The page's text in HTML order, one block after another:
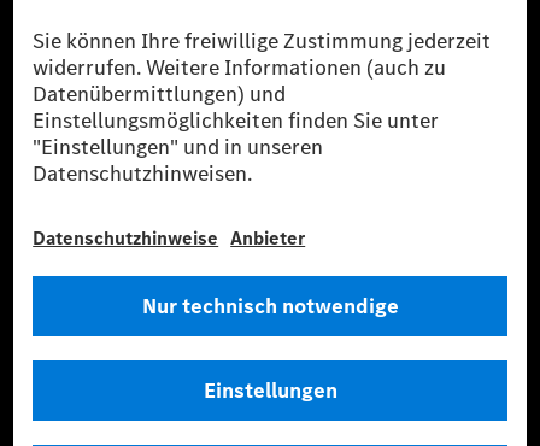
* Inkl. EKOenergy Ökolabel
* Die angegebenen Werte wurden nach dem vorgeschriebenen
Messverfahren WLTP (Worldwide harmonised Light vehicles Test
Procedure) ermittelt. Die angegebenen Spannweiten beziehen sich auf
den europäischen Markt. Der Energieverbrauch und der CO₂-Ausstoß
eines Pkw sind nicht nur von der effizienten Ausnutzung des Kraftstoffs
bzw. des Energieträgers durch den Pkw, sondern auch vom Fahrstil und
** Der Stromverbrauch wurde auf der Grundlage der VO 692/2008/EG
Fahrzeugkonfiguration.
*** Angaben zum Stromverbrauch und zur Reichweite sind vorläufig und
wurden intern nach Maßgabe der Zertifizierungsmethode „WLTP-
Typgenehmigung noch eine Konformitätsbescheinigung mit amtlichen